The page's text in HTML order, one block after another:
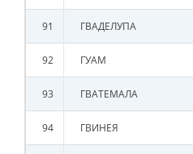
91 ГВАДЕЛУПА
92 ГУАМ
93 ГВАТЕМАЛА
94 ГВИНЕЯ